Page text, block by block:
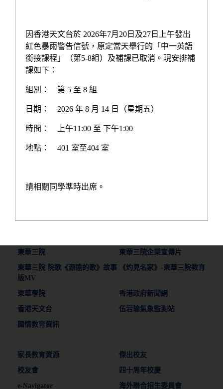
電話：2428 5129
東華三院 東華三院企業宣傳片
東華三院 院歌《源遠的歌》故事
版MV
《灼見名家》-東華三院教育
東華學院 香港政府新聞網
香港天文台 伍若瑜氣象監測站
國情教育資訊
家長教育資源 傑出校友
校友會 四十周年校慶
e-Navigator 海外聯合招生委員會
因香港天文台於 2026年7月20日及27日上午發出
紅色暴雨警告信號，原定當天舉行的「中一英語
銜接課程」（第5-8組）及補課已取消。現安排補
課如下：
組別： 第 5 至 8 組
日期： 2026 年 8 月 14 日（星期五）
時間： 上午11:00 至 下午1:00
地點： 401 室至404 室
請相關同學準時出席。